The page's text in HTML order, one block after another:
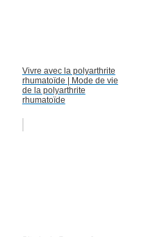
Vivre avec la polyarthrite
rhumatoïde | Mode de vie
de la polyarthrite
rhumatoïde